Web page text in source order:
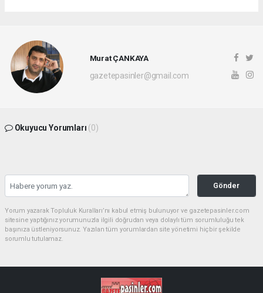
Murat ÇANKAYA
gazetepasinler@gmail.com
Okuyucu Yorumları (0)
Gönder
Yorum yazarak Topluluk Kuralları’nı kabul etmiş bulunuyor ve gazetepasinler.com
sitesine yaptığınız yorumunuzla ilgili doğrudan veya dolaylı tüm sorumluluğu tek
başınıza üstleniyorsunuz. Yazılan tüm yorumlardan site yönetimi hiçbir şekilde
sorumlu tutulamaz.